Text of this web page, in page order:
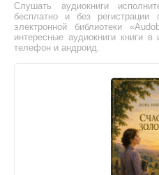
Слушать аудиокниги
бесплатно и без
электронной библиотеки
интересные аудиокниги книги
телефон и андроид.